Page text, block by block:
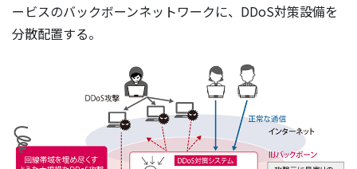
ービスのバックボーンネットワークに、DDoS対策設備を
分散配置する。